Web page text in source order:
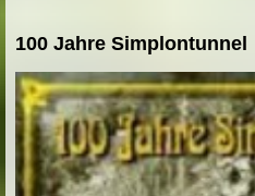
100 Jahre Simplontunnel